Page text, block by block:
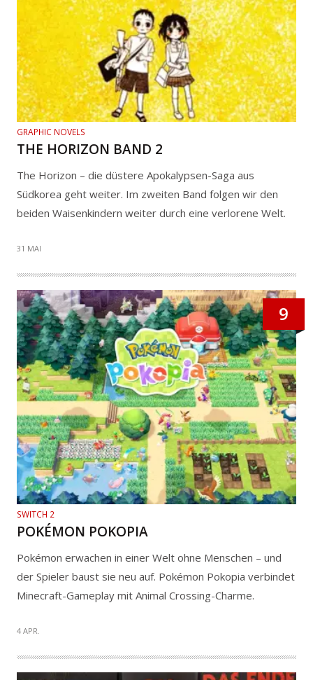
GRAPHIC NOVELS
THE HORIZON BAND 2
The Horizon – die düstere Apokalypsen-Saga aus
Südkorea geht weiter. Im zweiten Band folgen wir den
beiden Waisenkindern weiter durch eine verlorene Welt.
31 MAI
9
SWITCH 2
POKÉMON POKOPIA
Pokémon erwachen in einer Welt ohne Menschen – und
der Spieler baust sie neu auf. Pokémon Pokopia verbindet
Minecraft-Gameplay mit Animal Crossing-Charme.
4 APR.